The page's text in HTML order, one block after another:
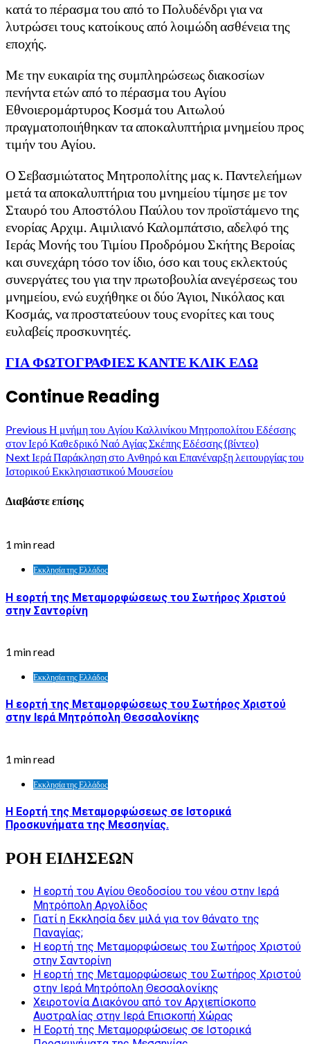
κατά το πέρασμα του από το Πολυδένδρι για να
λυτρώσει τους κατοίκους από λοιμώδη ασθένεια της
εποχής.
Με την ευκαιρία της συμπληρώσεως διακοσίων
πενήντα ετών από το πέρασμα του Αγίου
Εθνοιερομάρτυρος Κοσμά του Αιτωλού
πραγματοποιήθηκαν τα αποκαλυπτήρια μνημείου προς
τιμήν του Αγίου.
Ο Σεβασμιώτατος Μητροπολίτης μας κ. Παντελεήμων
μετά τα αποκαλυπτήρια του μνημείου τίμησε με τον
Σταυρό του Αποστόλου Παύλου τον προϊστάμενο της
ενορίας Αρχιμ. Αιμιλιανό Καλομπάτσιο, αδελφό της
Ιεράς Μονής του Τιμίου Προδρόμου Σκήτης Βεροίας
και συνεχάρη τόσο τον ίδιο, όσο και τους εκλεκτούς
συνεργάτες του για την πρωτοβουλία ανεγέρσεως του
μνημείου, ενώ ευχήθηκε οι δύο Άγιοι, Νικόλαος και
Κοσμάς, να προστατεύουν τους ενορίτες και τους
ευλαβείς προσκυνητές.
ΓΙΑ ΦΩΤΟΓΡΑΦΙΕΣ ΚΑΝΤΕ ΚΛΙΚ ΕΔΩ
Continue Reading
Previous Η μνήμη του Αγίου Καλλινίκου Μητροπολίτου Εδέσσης
στον Ιερό Καθεδρικό Ναό Αγίας Σκέπης Εδέσσης (βίντεο)
NextΙερά Παράκληση στο Ανθηρό και Επανέναρξη λειτουργίας του
Ιστορικού Εκκλησιαστικού Μουσείου
Διαβάστε επίσης
1 min read
Εκκλησία της Ελλάδος
Η εορτή της Μεταμορφώσεως του Σωτήρος Χριστού
στην Σαντορίνη
1 min read
Εκκλησία της Ελλάδος
Η εορτή της Μεταμορφώσεως του Σωτήρος Χριστού
στην Ιερά Μητρόπολη Θεσσαλονίκης
1 min read
Εκκλησία της Ελλάδος
Η Εορτή της Μεταμορφώσεως σε Ιστορικά
Προσκυνήματα της Μεσσηνίας.
ΡΟΗ ΕΙΔΗΣΕΩΝ
Η εορτή του Αγίου Θεοδοσίου του νέου στην Ιερά
Μητρόπολη Αργολίδος
Γιατί η Εκκλησία δεν μιλά για τον θάνατο της
Παναγίας;
Η εορτή της Μεταμορφώσεως του Σωτήρος Χριστού
στην Σαντορίνη
Η εορτή της Μεταμορφώσεως του Σωτήρος Χριστού
στην Ιερά Μητρόπολη Θεσσαλονίκης
Χειροτονία Διακόνου από τον Αρχιεπίσκοπο
Αυστραλίας στην Ιερά Επισκοπή Χώρας
Η Εορτή της Μεταμορφώσεως σε Ιστορικά